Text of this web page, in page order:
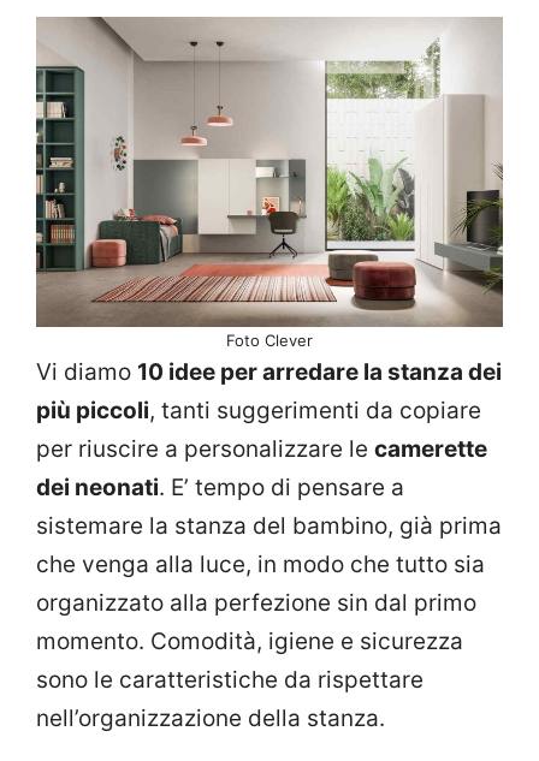
Foto Clever
Vi diamo 10 idee per arredare la stanza dei
più piccoli, tanti suggerimenti da copiare
per riuscire a personalizzare le camerette
dei neonati. E’ tempo di pensare a
sistemare la stanza del bambino, già prima
che venga alla luce, in modo che tutto sia
organizzato alla perfezione sin dal primo
momento. Comodità, igiene e sicurezza
sono le caratteristiche da rispettare
nell’organizzazione della stanza.